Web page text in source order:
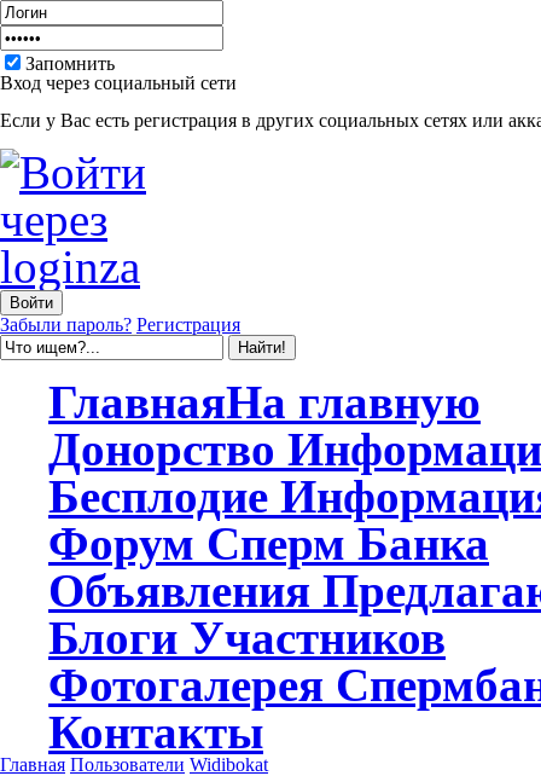
Запомнить
Вход через социальный сети
Если у Вас есть регистрация в других социальных сетях или
Забыли пароль? Регистрация
ГлавнаяНа главную
Донорство
Бесплодие
Форум Сперм Банка
Объявления
Блоги Участников
Фотогалерея
Контакты
Главная Пользователи Widibokat